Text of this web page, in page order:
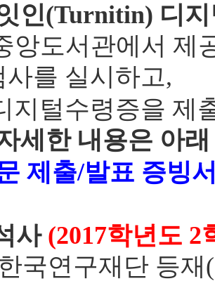
인(Turnitin) 디지
서관에서 제공
사를 실시하고,
수령증을 제출
내용은 아래 <
제출/발표 증빙
(2017학년도 2
구재단 등재(후